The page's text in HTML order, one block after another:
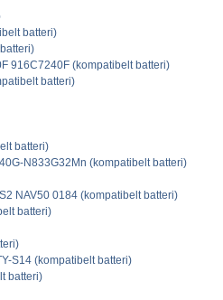
batteri)
916C7240F (kompatibelt batteri)
batteri)
batteri)
N833G32Mn (kompatibelt batteri)
NAV50 0184 (kompatibelt batteri)
batteri)
S14 (kompatibelt batteri)
batteri)